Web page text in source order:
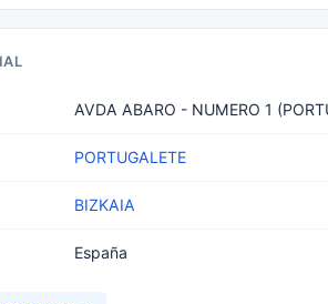
AVDA ABARO - NUMERO 1
PORTUGALETE
BIZKAIA
España